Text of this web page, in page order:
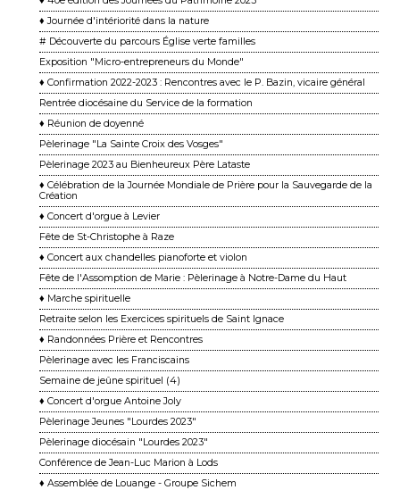
♦ Journée d'intériorité dans la nature
# Découverte du parcours Église verte familles
Exposition "Micro-entrepreneurs du Monde"
♦ Confirmation 2022-2023 : Rencontres avec le P. Bazin, vicaire général
Rentrée diocésaine du Service de la formation
♦ Réunion de doyenné
Pèlerinage "La Sainte Croix des Vosges"
Pèlerinage 2023 au Bienheureux Père Lataste
♦ Célébration de la Journée Mondiale de Prière pour la Sauvegarde de la
Création
♦ Concert d'orgue à Levier
Fête de St-Christophe à Raze
♦ Concert aux chandelles pianoforte et violon
Fête de l'Assomption de Marie : Pèlerinage à Notre-Dame du Haut
♦ Marche spirituelle
Retraite selon les Exercices spirituels de Saint Ignace
♦ Randonnées Prière et Rencontres
Pèlerinage avec les Franciscains
Semaine de jeûne spirituel (4)
♦ Concert d'orgue Antoine Joly
Pèlerinage Jeunes "Lourdes 2023"
Pèlerinage diocésain "Lourdes 2023"
Conférence de Jean-Luc Marion à Lods
♦ Assemblée de Louange - Groupe Sichem